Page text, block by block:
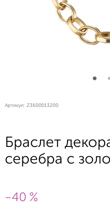
Артикул: Z3600013200
Браслет
серебра с
-40 %